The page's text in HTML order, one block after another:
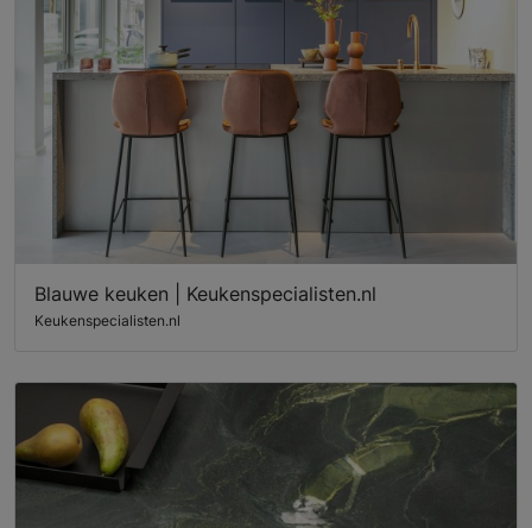
Blauwe keuken | Keukenspecialisten.nl
Keukenspecialisten.nl